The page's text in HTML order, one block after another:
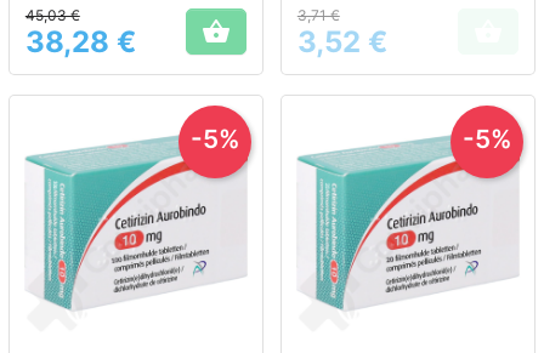
Prix
45,03 €
38,28 €  Prix
3,71 €
3,52 €
-5% -5%